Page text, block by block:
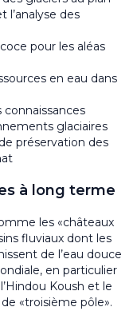
l’analyse des
pour les aléas
en eau dans
glaciaires
préservation des
à long terme
les «châteaux
fluviaux dont les
de l’eau douce
en particulier
Koush et le
«troisième pôle».